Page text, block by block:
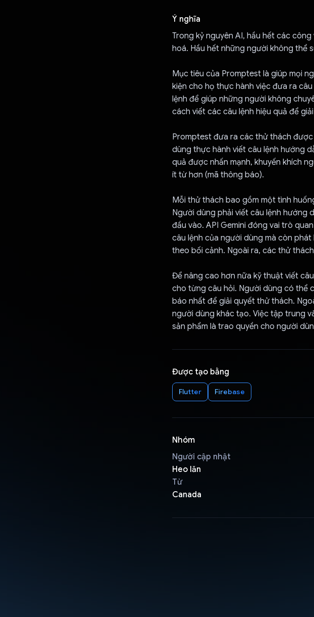
Ý nghĩa
Trong kỷ nguyên AI, hầu hết các
hoá. Hầu hết những người không thể
Mục tiêu của Promptest là giúp mọi
kiện cho họ thực hành việc đưa ra
lệnh để giúp những người không
cách viết các câu lệnh hiệu quả để
Promptest đưa ra các thử thách
dùng thực hành viết câu lệnh hướng
quả được nhấn mạnh, khuyến khích
ít từ hơn (mã thông báo).
Mỗi thử thách bao gồm một tình
Người dùng phải viết câu lệnh hướng
đầu vào. API Gemini đóng vai trò
câu lệnh của người dùng mà còn
theo bối cảnh. Ngoài ra, các thử
Để nâng cao hơn nữa kỹ thuật viết
cho từng câu hỏi. Người dùng có thể
báo nhất để giải quyết thử thách.
người dùng khác tạo. Việc tập trung
sản phẩm là trao quyền cho người
Được tạo bằng
Flutter Firebase
Nhóm
Người cập nhật
Heo lăn
Từ
Canada